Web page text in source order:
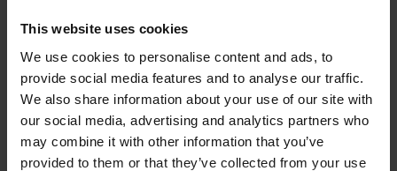
This website uses cookies
We use cookies to personalise content and ads, to
provide social media features and to analyse our traffic.
We also share information about your use of our site with
our social media, advertising and analytics partners who
may combine it with other information that you’ve
provided to them or that they’ve collected from your use
Nous élargissons notre portefeuille dans les plus
grandes villes de Suisse et pourtant le voyage ne
fait que commencer. Contacte-nous quand
même si tu souhaites proposer un bâtiment situé
au centre d'une autre ville comme espace de
cohabitation.